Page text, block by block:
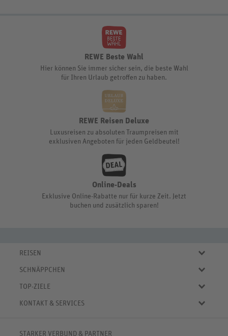
REWE Beste Wahl
Hier können Sie immer sicher sein, die beste Wahl
für Ihren Urlaub getroffen zu haben.
REWE Reisen Deluxe
Luxusreisen zu absoluten Traumpreisen mit
exklusiven Angeboten für jeden Geldbeutel!
Online-Deals
Exklusive Online-Rabatte nur für kurze Zeit. Jetzt
buchen und zusätzlich sparen!
REISEN
Eigene Anreise
Städtereisen
Wellnessurlaub
SCHNÄPPCHEN
Aktuelle Reiseangebote
Online-Deals
TOP-ZIELE
Urlaub in Deutschland
✈ Urlaub in Spanien
KONTAKT & SERVICES
STARKER VERBUND & PARTNER